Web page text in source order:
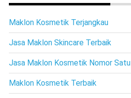
Maklon Kosmetik Terjangkau
Jasa Maklon Skincare Terbaik
Jasa Maklon Kosmetik Nomor Satu
Maklon Kosmetik Terbaik